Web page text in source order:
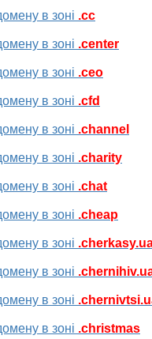
в зоні .cc
в зоні .center
в зоні .ceo
в зоні .cfd
в зоні .channel
в зоні .charity
в зоні .chat
в зоні .cheap
в зоні
в зоні
в зоні
в зоні .christmas